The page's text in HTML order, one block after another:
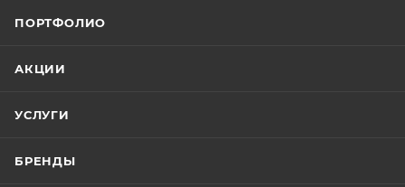
ПОРТФОЛИО
АКЦИИ
УСЛУГИ
БРЕНДЫ